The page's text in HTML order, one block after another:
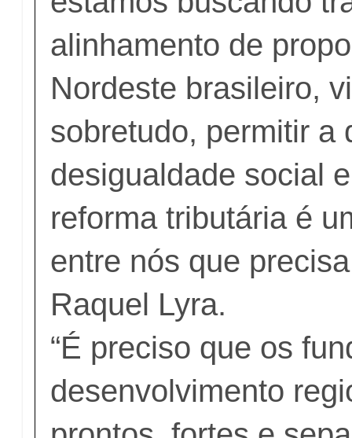
alinhamento de
Nordeste brasileiro,
sobretudo, permitir a
desigualdade social
reforma tributária é
entre nós que
Raquel Lyra.
“É preciso que os
desenvolvimento